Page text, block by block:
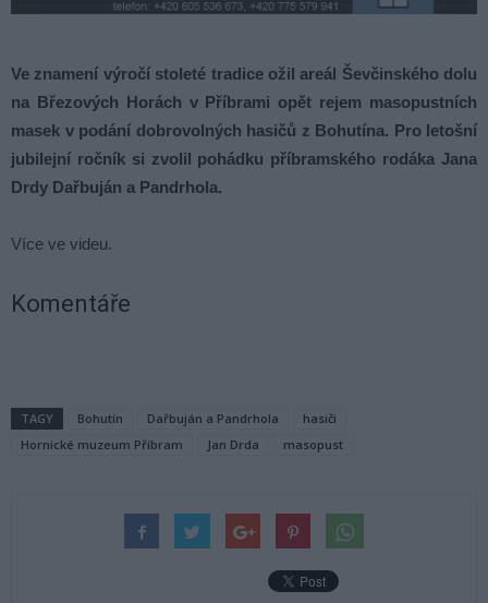
Ve znamení výročí stoleté tradice ožil areál Ševčinského dolu
na Březových Horách v Příbrami opět rejem masopustních
masek v podání dobrovolných hasičů z Bohutína. Pro letošní
jubilejní ročník si zvolil pohádku příbramského rodáka Jana
Drdy Dařbuján a Pandrhola.
Více ve videu.
Komentáře
TAGY Bohutín Dařbuján a Pandrhola
hasiči
Hornické muzeum Příbram
Jan Drda masopust